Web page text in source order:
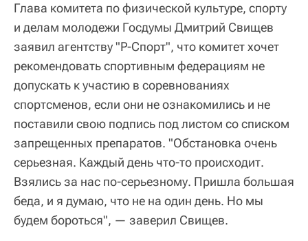
Глава комитета по физической культуре, спорту
и делам молодежи Госдумы Дмитрий Свищев
заявил агентству "Р-Спорт", что комитет хочет
рекомендовать спортивным федерациям не
допускать к участию в соревнованиях
спортсменов, если они не ознакомились и не
поставили свою подпись под листом со списком
запрещенных препаратов. "Обстановка очень
серьезная. Каждый день что-то происходит.
Взялись за нас по-серьезному. Пришла большая
беда, и я думаю, что не на один день. Но мы
будем бороться", — заверил Свищев.